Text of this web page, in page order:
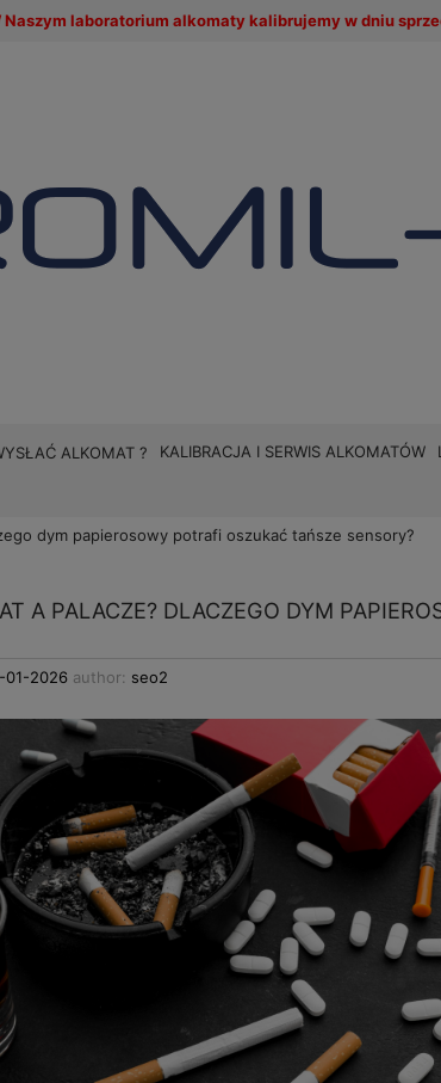
Naszym laboratorium alkomaty kalibrujemy w dniu
ALKOMAT ? KALIBRACJA I SERWIS ALKOMATÓW
dym papierosowy potrafi oszukać tańsze sensory?
A PALACZE? DLACZEGO DYM
01-2026 author: seo2